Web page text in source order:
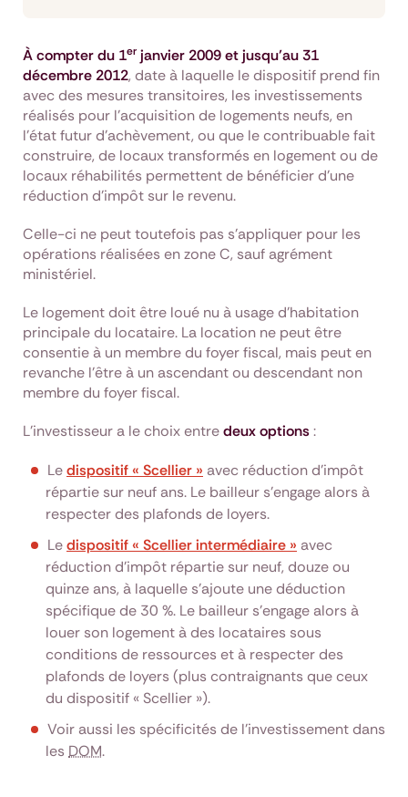
À compter du 1er janvier 2009 et jusqu’au 31
décembre 2012, date à laquelle le dispositif prend fin
avec des mesures transitoires, les investissements
réalisés pour l'acquisition de logements neufs, en
l’état futur d’achèvement, ou que le contribuable fait
construire, de locaux transformés en logement ou de
locaux réhabilités permettent de bénéficier d’une
réduction d’impôt sur le revenu.
Celle-ci ne peut toutefois pas s’appliquer pour les
opérations réalisées en zone C, sauf agrément
ministériel.
Le logement doit être loué nu à usage d'habitation
principale du locataire. La location ne peut être
consentie à un membre du foyer fiscal, mais peut en
revanche l’être à un ascendant ou descendant non
membre du foyer fiscal.
L’investisseur a le choix entredeux options:
Ledispositif « Scellier » avec réduction d’impôt
répartie sur neuf ans. Le bailleur s’engage alors à
respecter des plafonds de loyers.
Ledispositif « Scellier intermédiaire » avec
réduction d’impôt répartie sur neuf, douze ou
quinze ans, à laquelle s’ajoute une déduction
spécifique de 30 %. Le bailleur s’engage alors à
louer son logement à des locataires sous
conditions de ressources et à respecter des
plafonds de loyers (plus contraignants que ceux
du dispositif « Scellier »).
Voir aussi les spécificités de l'investissement dans
les DOM.